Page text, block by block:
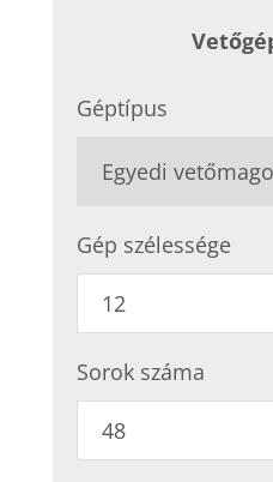
Géptípus
Gép szélessége
Sorok száma